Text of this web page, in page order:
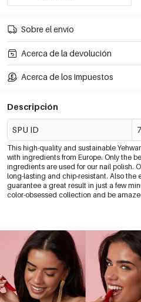
Sobre el envío
Acerca de la devolución
Acerca de los impuestos
Descripción
SPU ID
This high-quality and sustainable
with ingredients from Europe. Only the
ingredients are used for our nail polish.
long-lasting and chip-resistant. Also the
guarantee a great result in just a few
color-obsessed collection and be